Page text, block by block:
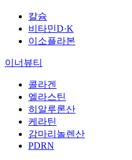
칼슘
비타민D·K
이소플라본
이너뷰티
콜라겐
엘라스틴
히알루론산
케라틴
감마리놀렌산
PDRN